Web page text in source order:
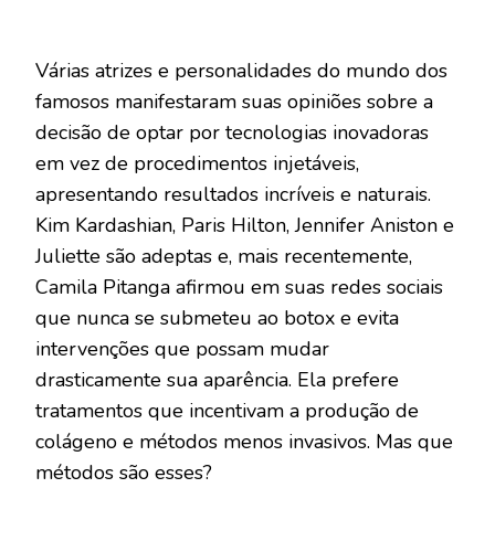
Várias atrizes e personalidades do mundo dos
famosos manifestaram suas opiniões sobre a
decisão de optar por tecnologias inovadoras
em vez de procedimentos injetáveis,
apresentando resultados incríveis e naturais.
Kim Kardashian, Paris Hilton, Jennifer Aniston e
Juliette são adeptas e, mais recentemente,
Camila Pitanga afirmou em suas redes sociais
que nunca se submeteu ao botox e evita
intervenções que possam mudar
drasticamente sua aparência. Ela prefere
tratamentos que incentivam a produção de
colágeno e métodos menos invasivos. Mas que
métodos são esses?